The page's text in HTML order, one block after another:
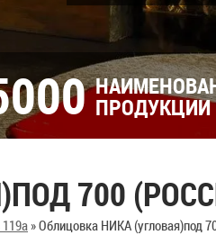
ПРОДУКЦИИ
700
»Облицовка НИКА (угловая)под